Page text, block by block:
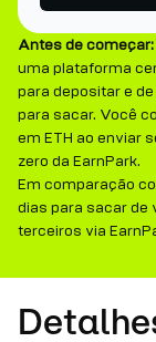
Antes de começar:
uma plataforma
para depositar e
para sacar. Você
em ETH ao enviar
zero da EarnPark.
Em comparação
dias para sacar de
terceiros via